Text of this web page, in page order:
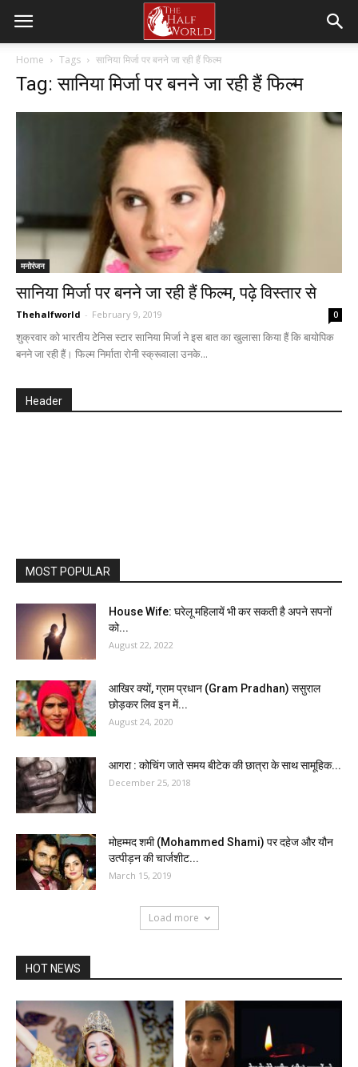
Home Tags सानिया मिर्जा पर बनने जा रही हैं फिल्म
Tag: सानिया मिर्जा पर बनने जा रही हैं फिल्म
मनोरंजन
सानिया मिर्जा पर बनने जा रही हैं फिल्म, पढ़े विस्तार से
Thehalfworld - February 9, 2019 0
शुक्रवार को भारतीय टेनिस स्टार सानिया मिर्जा ने इस बात का खुलासा किया हैं कि बायोपिक
बनने जा रही हैं। फिल्म निर्माता रोनी स्क्रूवाला उनके...
Header
MOST POPULAR
House Wife: घरेलू महिलायें भी कर सकती है अपने सपनों
को...
August 22, 2022
आखिर क्यों, ग्राम प्रधान (Gram Pradhan) ससुराल
छोड़कर लिव इन में...
August 24, 2020
आगरा : कोचिंग जाते समय बीटेक की छात्रा के साथ सामूहिक...
December 25, 2018
मोहम्मद शमी (Mohammed Shami) पर दहेज और यौन
उत्पीड़न की चार्जशीट...
March 15, 2019
Load more
HOT NEWS